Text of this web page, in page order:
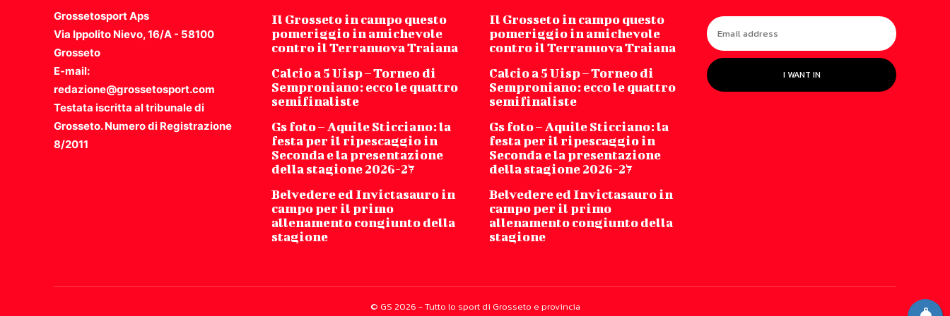
Grossetosport Aps
Via Ippolito Nievo, 16/A - 58100
Grosseto
E-mail:
redazione@grossetosport.com
Testata iscritta al tribunale di
Grosseto. Numero di Registrazione
8/2011
Il Grosseto in campo questo
pomeriggio in amichevole
contro il Terranuova Traiana
Calcio a 5 Uisp – Torneo di
Semproniano: ecco le quattro
semifinaliste
Gs foto – Aquile Sticciano: la
festa per il ripescaggio in
Seconda e la presentazione
della stagione 2026-27
Belvedere ed Invictasauro in
campo per il primo
allenamento congiunto della
stagione
Il Grosseto in campo questo
pomeriggio in amichevole
contro il Terranuova Traiana
Calcio a 5 Uisp – Torneo di
Semproniano: ecco le quattro
semifinaliste
Gs foto – Aquile Sticciano: la
festa per il ripescaggio in
Seconda e la presentazione
della stagione 2026-27
Belvedere ed Invictasauro in
campo per il primo
allenamento congiunto della
stagione
I WANT IN
© GS 2026 - Tutto lo sport di Grosseto e provincia